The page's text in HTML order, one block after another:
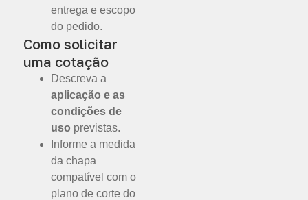
entrega e escopo
do pedido.
Como solicitar
uma cotação
Descreva a
aplicação e as
condições de
uso previstas.
Informe a medida
da chapa
compatível com o
plano de corte do